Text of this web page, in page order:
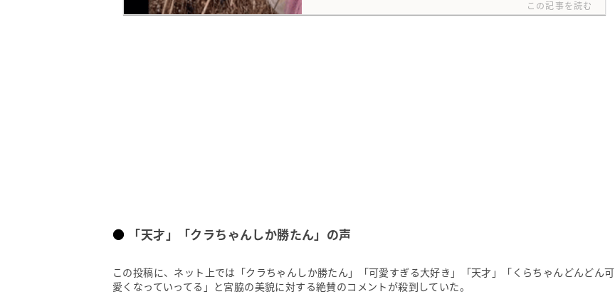
この記事を読む
「天才」「クラちゃんしか勝たん」の声
この投稿に、ネット上では「クラちゃんしか勝たん」「可愛すぎる大好き」「天才」「くらちゃんどんどん可
愛くなっていってる」と宮脇の美貌に対する絶賛のコメントが殺到していた。